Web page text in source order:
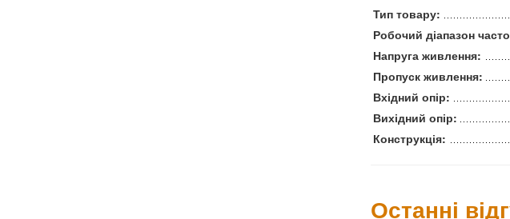
Тип товару:
Робочий діапазон
Напруга живлення:
Пропуск живлення:
Вхідний опір:
Вихідний опір:
Конструкція:
Останні